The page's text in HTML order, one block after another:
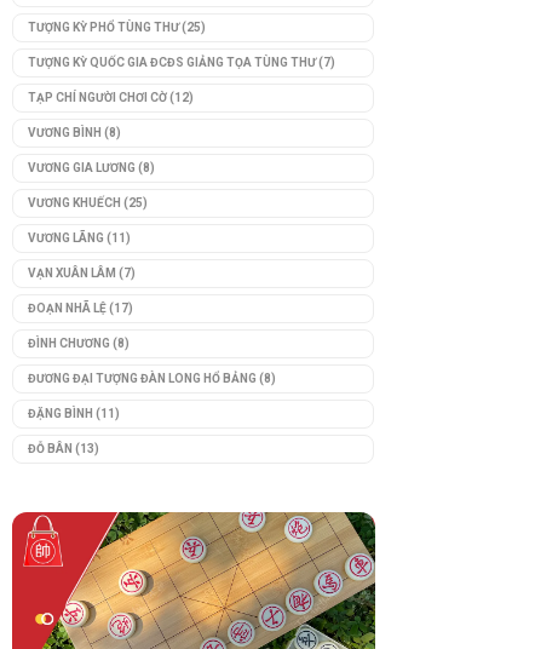
TƯỢNG KỲ PHỔ TÙNG THƯ(25)
TƯỢNG KỲ QUỐC GIA ĐCĐS GIẢNG TỌA TÙNG THƯ(7)
TẠP CHÍ NGƯỜI CHƠI CỜ(12)
VƯƠNG BÌNH (8)
VƯƠNG GIA LƯƠNG (8)
VƯƠNG KHUẾCH (25)
VƯƠNG LÃNG (11)
VẠN XUÂN LÂM (7)
ĐOẠN NHÃ LỆ(17)
ĐÌNH CHƯƠNG (8)
ĐƯƠNG ĐẠI TƯỢNG ĐÀN LONG HỔ BẢNG (8)
ĐẶNG BÌNH (11)
ĐỖ BÂN (13)